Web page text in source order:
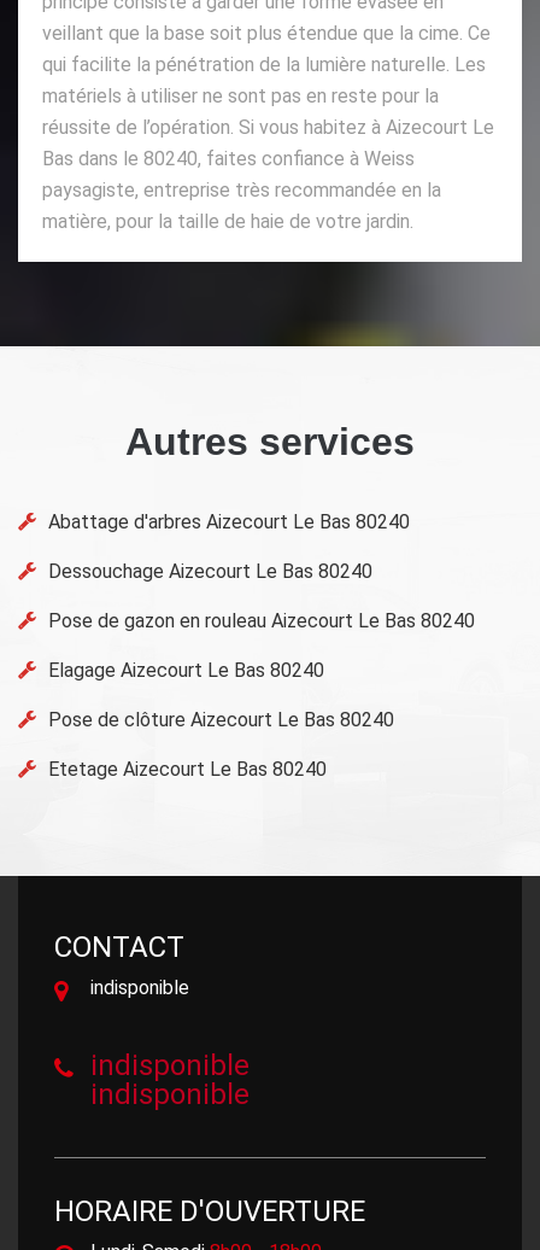
veillant que la base soit plus étendue que la cime. Ce
qui facilite la pénétration de la lumière naturelle. Les
matériels à utiliser ne sont pas en reste pour la
réussite de l’opération. Si vous habitez à Aizecourt Le
Bas dans le 80240, faites confiance à Weiss
paysagiste, entreprise très recommandée en la
matière, pour la taille de haie de votre jardin.
Autres services
Abattage d'arbres Aizecourt Le Bas 80240
Dessouchage Aizecourt Le Bas 80240
Pose de gazon en rouleau Aizecourt Le Bas 80240
Elagage Aizecourt Le Bas 80240
Pose de clôture Aizecourt Le Bas 80240
Etetage Aizecourt Le Bas 80240
CONTACT
indisponible
indisponible
indisponible
HORAIRE D'OUVERTURE